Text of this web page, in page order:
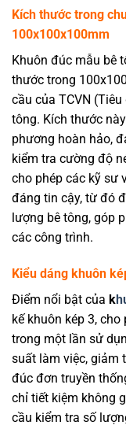
Kích thước trong
100x100x100mm
Khuôn đúc mẫu bê
thước trong
cầu của TCVN
tông. Kích thước
phương hoàn hảo,
kiểm tra cường độ
cho phép các kỹ sư
đáng tin cậy, từ đó
lượng bê tông, góp
các công trình.
Kiểu dáng khuôn
Điểm nổi bật của k
kế khuôn kép 3,
trong một lần sử
suất làm việc, giảm
đúc đơn truyền
chỉ tiết kiệm không
cầu kiểm tra số